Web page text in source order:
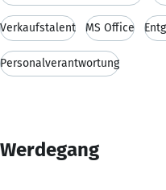
Verkaufstalent MS Office
Personalverantwortung
Werdegang